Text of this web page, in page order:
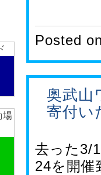
Posted
奥武山
寄付い
去った3/
24を開催